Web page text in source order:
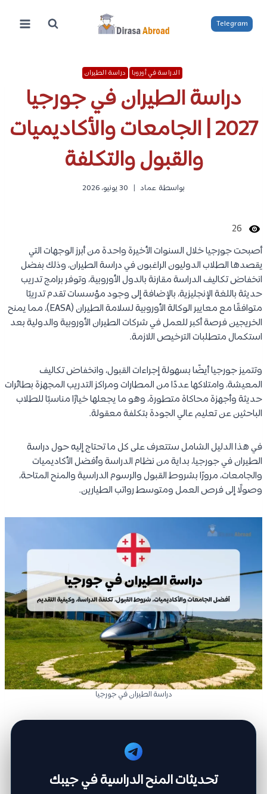
المحتوى
Telegram
الدراسة في أوروبا دراسة الطيران
دراسة الطيران في جورجيا
2027 | الجامعات والأكاديميات
والقبول والتكلفة
بواسطة عماد 30 يونيو، 2026
26
أصبحت جورجيا خلال السنوات الأخيرة واحدة من أبرز الوجهات التي
يقصدها الطلاب الدوليون الراغبون في دراسة الطيران، وذلك بفضل
انخفاض تكاليف الدراسة مقارنة بالدول الأوروبية، وتوفر برامج تدريب
حديثة باللغة الإنجليزية، بالإضافة إلى وجود مؤسسات تقدم تدريبًا
متوافقًا مع معايير الوكالة الأوروبية لسلامة الطيران (EASA)، مما يمنح
الخريجين فرصة أكبر للعمل في شركات الطيران الأوروبية والدولية بعد
استكمال متطلبات الترخيص اللازمة.
وتتميز جورجيا أيضًا بسهولة إجراءات القبول، وانخفاض تكاليف
المعيشة، وامتلاكها عددًا من المطارات ومراكز التدريب المجهزة بطائرات
حديثة وأجهزة محاكاة متطورة، وهو ما يجعلها خيارًا مناسبًا للطلاب
الباحثين عن تعليم عالي الجودة بتكلفة معقولة.
في هذا الدليل الشامل ستتعرف على كل ما تحتاج إليه حول دراسة
الطيران في جورجيا، بداية من نظام الدراسة وأفضل الأكاديميات
والجامعات، مرورًا بشروط القبول والرسوم الدراسية والمنح المتاحة،
وصولًا إلى فرص العمل ومتوسط رواتب الطيارين.
دراسة الطيران في جورجيا
تحديثات المنح الدراسية في جيبك